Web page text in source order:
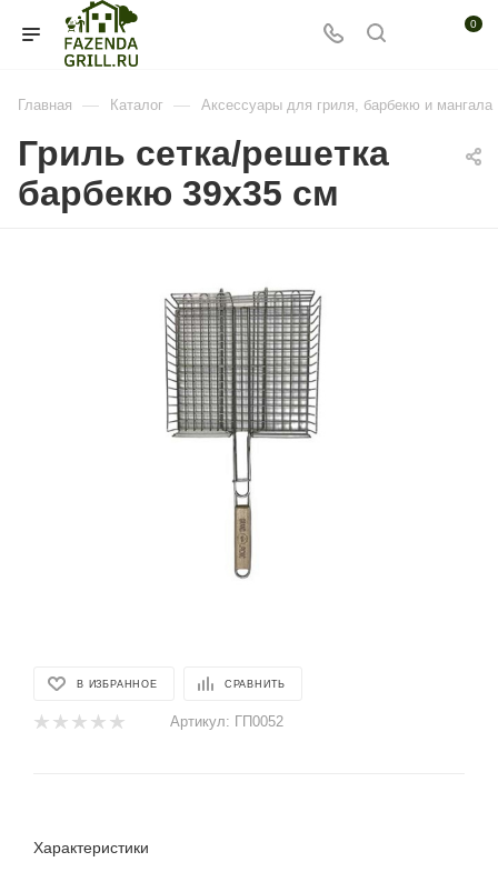
0
Главная — Каталог — Аксессуары для гриля, барбекю и мангала
Гриль сетка/решетка
барбекю 39х35 см
В ИЗБРАННОЕ СРАВНИТЬ
Артикул: ГП0052
Характеристики